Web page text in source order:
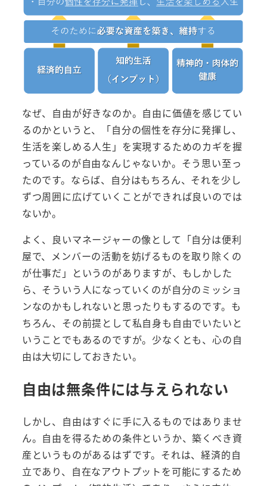
なぜ、自由が好きなのか。自由に価値を感じてい
るのかというと、「自分の個性を存分に発揮し、
生活を楽しめる人生」を実現するためのカギを握
っているのが自由なんじゃないか。そう思い至っ
たのです。ならば、自分はもちろん、それを少し
ずつ周囲に広げていくことができれば良いのでは
ないか。
よく、良いマネージャーの像として「自分は便利
屋で、メンバーの活動を妨げるものを取り除くの
が仕事だ」というのがありますが、もしかした
ら、そういう人になっていくのが自分のミッショ
ンなのかもしれないと思ったりもするのです。も
ちろん、その前提として私自身も自由でいたいと
いうことでもあるのですが。少なくとも、心の自
由は大切にしておきたい。
自由は無条件には与えられない
しかし、自由はすぐに手に入るものではありませ
ん。自由を得るための条件というか、築くべき資
産というものがあるはずです。それは、経済的自
立であり、自在なアウトプットを可能にするため